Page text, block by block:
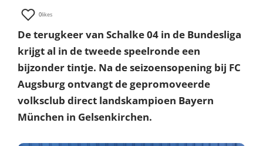
Interviews
Groundhopverhalen
De fans
Achtergrond
0likes
De terugkeer van Schalke 04 in de Bundesliga
krijgt al in de tweede speelronde een
bijzonder tintje. Na de seizoensopening bij FC
Augsburg ontvangt de gepromoveerde
volksclub direct landskampioen Bayern
München in Gelsenkirchen.